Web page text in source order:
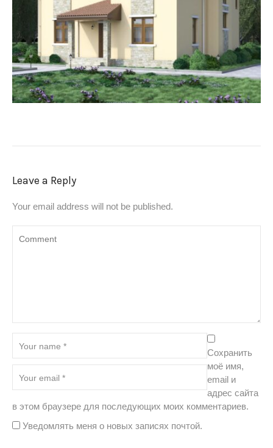
Leave a Reply
Your email address will not be published.
Сохранить
моё имя,
email и
адрес сайта
в этом браузере для последующих моих комментариев.
Уведомлять меня о новых записях почтой.